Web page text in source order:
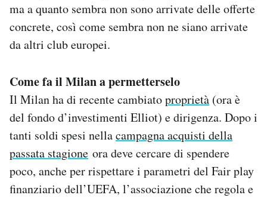
ma a quanto sembra non sono arrivate delle offerte
concrete, così come sembra non ne siano arrivate
da altri club europei.
Come fa il Milan a permetterselo
Il Milan ha di recente cambiatoproprietà (ora è
del fondo d’investimenti Elliot) e dirigenza. Dopo i
tanti soldi spesi nellacampagna acquisti della
passata stagione ora deve cercare di spendere
poco, anche per rispettare i parametri del Fair play
finanziario dell’UEFA, l’associazione che regola e